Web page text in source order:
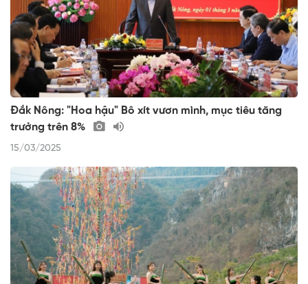
Đắk Nông: "Hoa hậu" Bô xít vươn mình, mục tiêu tăng
trưởng trên 8%
15/03/2025